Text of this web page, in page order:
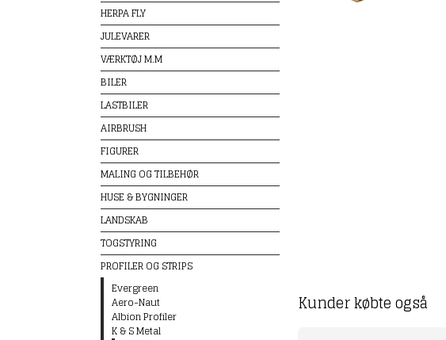
HERPA FLY
JULEVARER
VÆRKTØJ M.M
BILER
LASTBILER
AIRBRUSH
FIGURER
MALING OG TILBEHØR
HUSE & BYGNINGER
LANDSKAB
TOGSTYRING
PROFILER OG STRIPS
Evergreen
Aero-Naut
Albion Profiler
K & S Metal
Kunder købte også